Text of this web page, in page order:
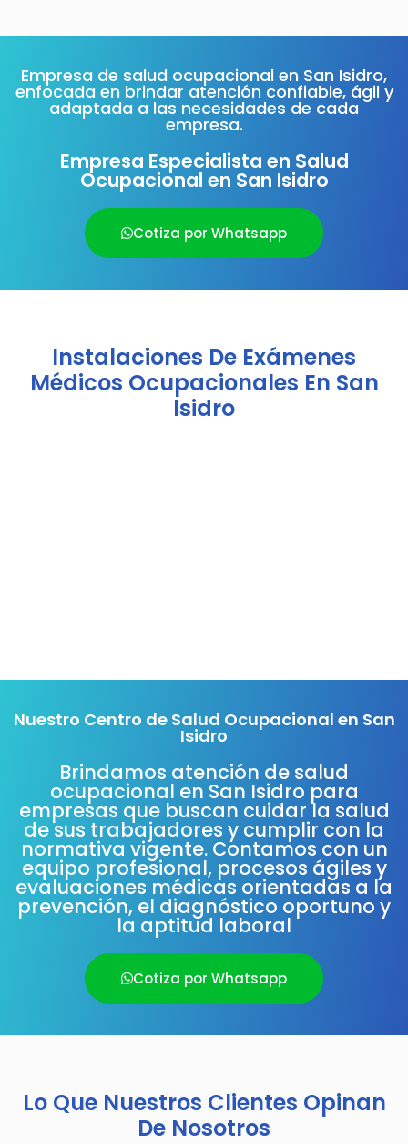
Empresa de salud ocupacional en San Isidro,
enfocada en brindar atención confiable, ágil y
adaptada a las necesidades de cada
empresa.
Empresa Especialista en Salud
Ocupacional en San Isidro
Cotiza por Whatsapp
Instalaciones De Exámenes
Médicos Ocupacionales En San
Isidro
Nuestro Centro de Salud Ocupacional en San
Isidro
Brindamos atención de salud
ocupacional en San Isidro para
empresas que buscan cuidar la salud
de sus trabajadores y cumplir con la
normativa vigente. Contamos con un
equipo profesional, procesos ágiles y
evaluaciones médicas orientadas a la
prevención, el diagnóstico oportuno y
la aptitud laboral
Cotiza por Whatsapp
Lo Que Nuestros Clientes Opinan
De Nosotros